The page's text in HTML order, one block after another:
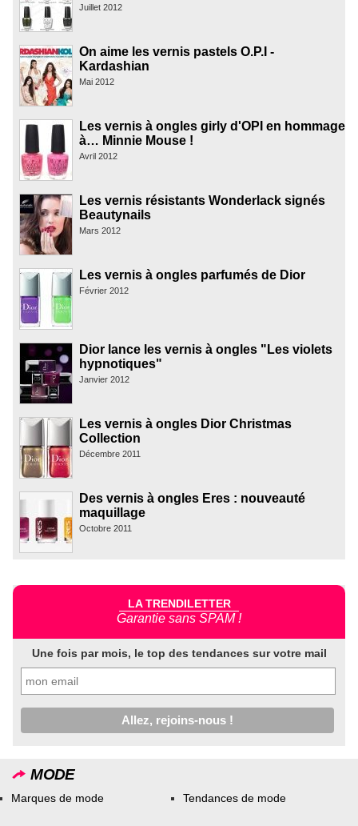
Juillet 2012
On aime les vernis pastels O.P.I -
Kardashian
Mai 2012
Les vernis à ongles girly d'OPI en hommage
à… Minnie Mouse !
Avril 2012
Les vernis résistants Wonderlack signés
Beautynails
Mars 2012
Les vernis à ongles parfumés de Dior
Février 2012
Dior lance les vernis à ongles "Les violets
hypnotiques"
Janvier 2012
Les vernis à ongles Dior Christmas
Collection
Décembre 2011
Des vernis à ongles Eres : nouveauté
maquillage
Octobre 2011
LA TRENDILETTER
Garantie sans SPAM !
Une fois par mois, le top des tendances sur votre mail
MODE
Marques de mode Tendances de mode